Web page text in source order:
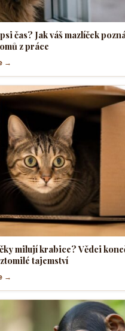
čas? Jak váš mazlíček
z práce
→
milují krabice? Vědci
tajemství
→